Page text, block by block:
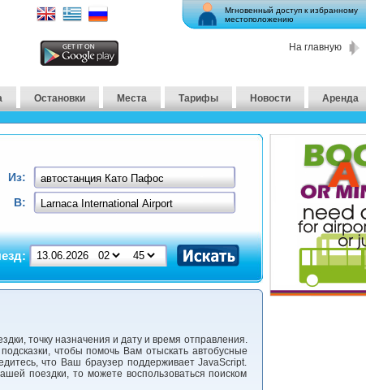
Мгновенный доступ к избранному
местоположению
На главную
Остановки Места Тарифы Новости Аренда
Из:
В:
точку назначения и дату и время отправления.
чтобы помочь Вам отыскать автобусные
что Ваш браузер поддерживает JavaScript.
поездки, то можете воспользоваться поиском